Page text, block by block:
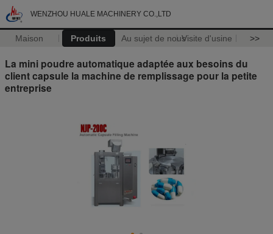
WENZHOU HUALE MACHINERY CO.,LTD
Maison Produits Au sujet de nousVisite d'usine >>
La mini poudre automatique adaptée aux besoins du
client capsule la machine de remplissage pour la petite
entreprise